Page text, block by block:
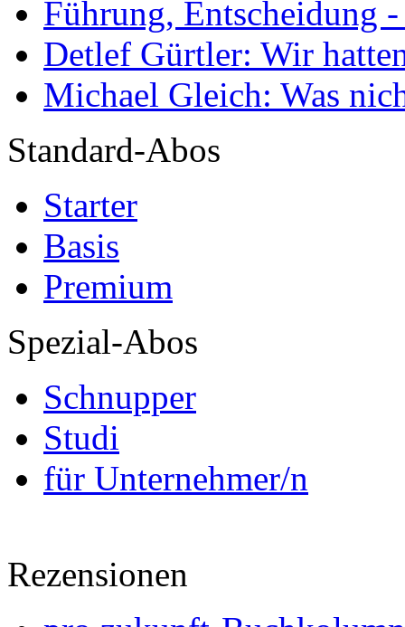
Führung, Entscheidung
Detlef Gürtler: Wir
Michael Gleich: Was
Standard-Abos
Starter
Basis
Premium
Spezial-Abos
Schnupper
Studi
für Unternehmer/n
Rezensionen